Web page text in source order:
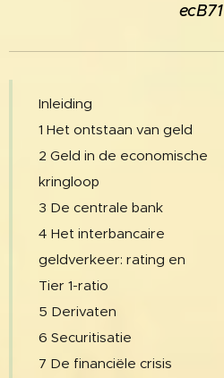
ecB71
Inleiding
1 Het ontstaan van geld
2 Geld in de economische
kringloop
3 De centrale bank
4 Het interbancaire
geldverkeer: rating en
Tier 1-ratio
5 Derivaten
6 Securitisatie
7 De financiële crisis